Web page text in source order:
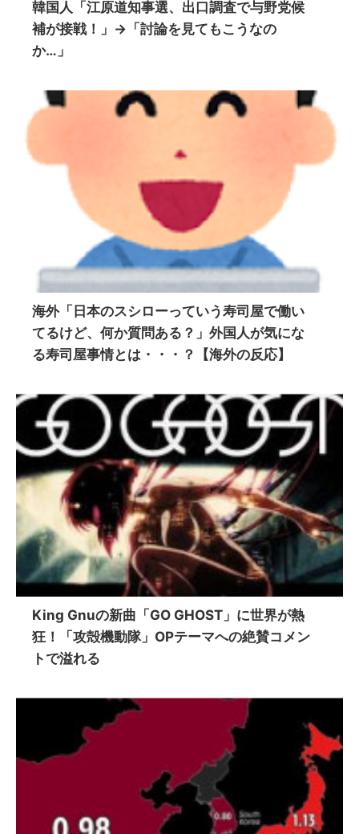
韓国人「江原道知事選、出口調査で与野党候
補が接戦！」→「討論を見てもこうなの
か…」
海外「日本のスシローっていう寿司屋で働い
てるけど、何か質問ある？」外国人が気にな
る寿司屋事情とは・・・？【海外の反応】
King Gnuの新曲「GO GHOST」に世界が熱
狂！「攻殻機動隊」OPテーマへの絶賛コメン
トで溢れる